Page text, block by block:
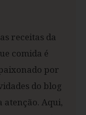
receitas da
comida é
por
do blog
atenção. Aqui,